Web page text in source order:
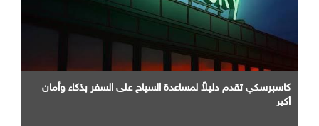
كاسبرسكي تقدم دليلاً لمساعدة السياح على السفر بذكاء وأمان
أكبر